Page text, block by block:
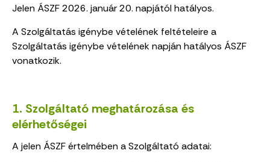
Jelen ÁSZF 2026. január 20. napjától hatályos.
A Szolgáltatás igénybe vételének feltételeire a
Szolgáltatás igénybe vételének napján hatályos ÁSZF
vonatkozik.
1. Szolgáltató meghatározása és
elérhetőségei
A jelen ÁSZF értelmében a Szolgáltató adatai: